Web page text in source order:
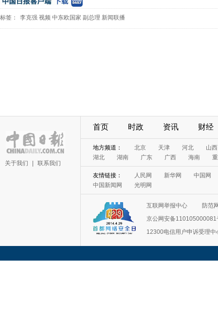
标签： 李克强 视频 中东欧国家 副总理 新闻联播
关于我们 联系我们
首页 时政 资讯 财经
地方频道： 北京 天津 河北
山西
湖北
湖南 广东 广西 海南
友情链接： 人民网 新华网
中国网
中国新闻网
光明网
互联网举报中心
防范
京公网安备110105000081
12300电信用户申诉受理中